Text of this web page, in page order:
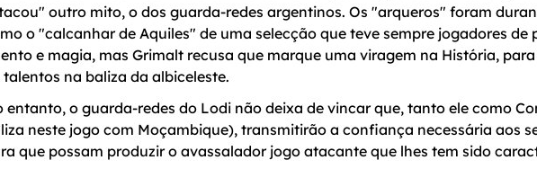
outro mito, o dos guarda-redes argentinos. Os "arqueros" foram
o "calcanhar de Aquiles" de uma selecção que teve sempre jogadores de
e magia, mas Grimalt recusa que marque uma viragem na História,
talentos na baliza da albiceleste.
entanto, o guarda-redes do Lodi não deixa de vincar que, tanto ele como
neste jogo com Moçambique), transmitirão a confiança necessária aos
que possam produzir o avassalador jogo atacante que lhes tem sido